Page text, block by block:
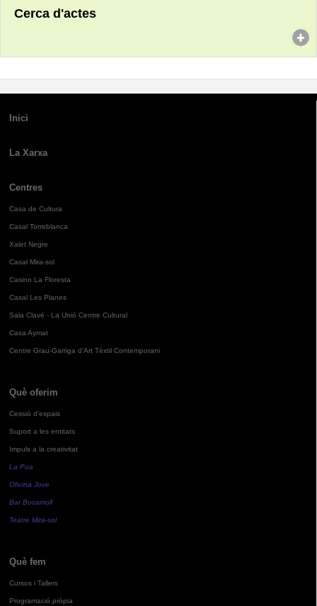
Cerca d'actes
Inici
La Xarxa
Centres
Casa de Cultura
Casal Torreblanca
Xalet Negre
Casal Mira-sol
Casino La Floresta
Casal Les Planes
Sala Clavé - La Unió Centre Cultural
Casa Aymat
Centre Grau-Garriga d'Art Tèxtil Contemporani
Què oferim
Cessió d'espais
Suport a les entitats
Impuls a la creativitat
La Pua
Oficina Jove
Bar Bocamoll
Teatre Mira-sol
Què fem
Cursos i Tallers
Programació pròpia